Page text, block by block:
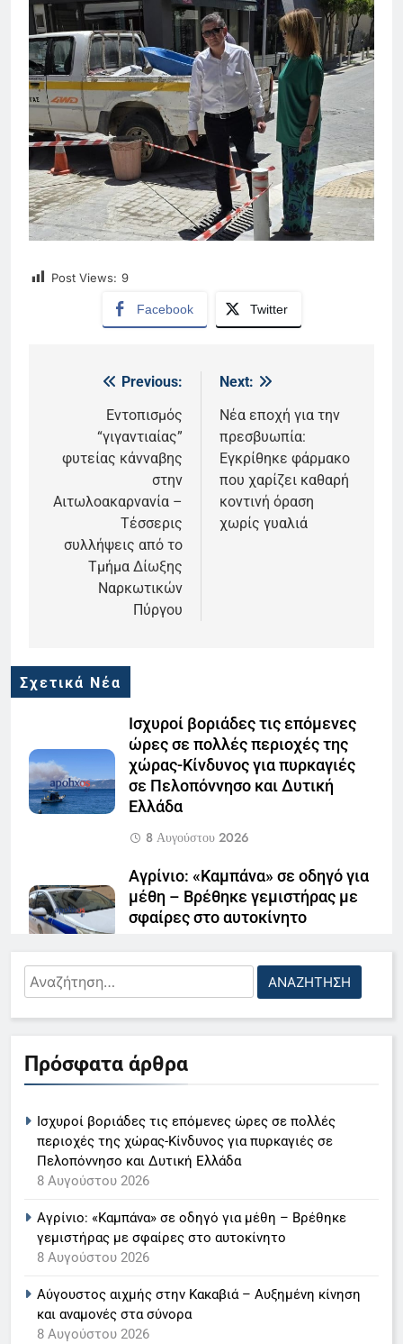
Post Views: 9
Facebook Twitter
Πλοήγηση
άρθρων
Previous:
Εντοπισμός
“γιγαντιαίας”
φυτείας κάνναβης
στην
Αιτωλοακαρνανία –
Τέσσερις
συλλήψεις από το
Τμήμα Δίωξης
Ναρκωτικών
Πύργου
Next:
Νέα εποχή για την
πρεσβυωπία:
Εγκρίθηκε φάρμακο
που χαρίζει καθαρή
κοντινή όραση
χωρίς γυαλιά
Σχετικά Νέα
Ισχυροί βοριάδες τις επόμενες
ώρες σε πολλές περιοχές της
χώρας-Κίνδυνος για πυρκαγιές
σε Πελοπόννησο και Δυτική
Ελλάδα
8 Αυγούστου 2026
Αγρίνιο: «Καμπάνα» σε οδηγό για
μέθη – Βρέθηκε γεμιστήρας με
σφαίρες στο αυτοκίνητο
Πανεπιστήμιο Πατρών:
8 Αυγούστου 2026
Σκουπίδια και μπάζα σε
γειτονιές της Πάτρας- Βίντεο
8 Αυγούστου 2026
Αναζήτηση
για:
Πρόσφατα άρθρα
Ισχυροί βοριάδες τις επόμενες ώρες σε πολλές
περιοχές της χώρας-Κίνδυνος για πυρκαγιές σε
Πελοπόννησο και Δυτική Ελλάδα
8 Αυγούστου 2026
Αγρίνιο: «Καμπάνα» σε οδηγό για μέθη – Βρέθηκε
γεμιστήρας με σφαίρες στο αυτοκίνητο
8 Αυγούστου 2026
Αύγουστος αιχμής στην Κακαβιά – Αυξημένη κίνηση
και αναμονές στα σύνορα
8 Αυγούστου 2026
5
«τιμόνι» του κεντρικού δελτίου
ειδήσεων της ΕΡΤ
LIFESTYLE-MEDIA
6
Στον ΑΝΤ1 η Σία Κοσιώνη- Η
LIFESTYLE-MEDIA
7
Παναγιώτης Στάθης
LIFESTYLE-MEDIA